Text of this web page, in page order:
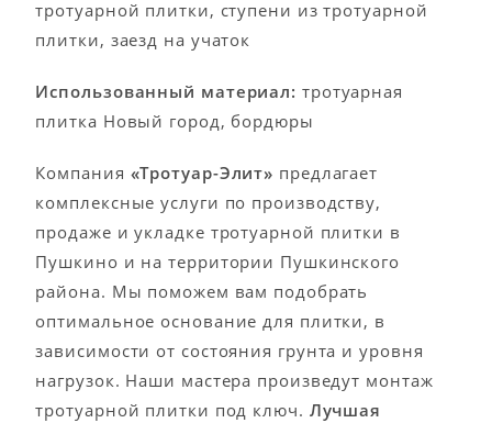
тротуарной плитки, ступени из тротуарной
плитки, заезд на учаток
Использованный материал: тротуарная
плитка Новый город, бордюры
Компания «Тротуар-Элит» предлагает
комплексные услуги по производству,
продаже и укладке тротуарной плитки в
Пушкино и на территории Пушкинского
района. Мы поможем вам подобрать
оптимальное основание для плитки, в
зависимости от состояния грунта и уровня
нагрузок. Наши мастера произведут монтаж
тротуарной плитки под ключ. Лучшая